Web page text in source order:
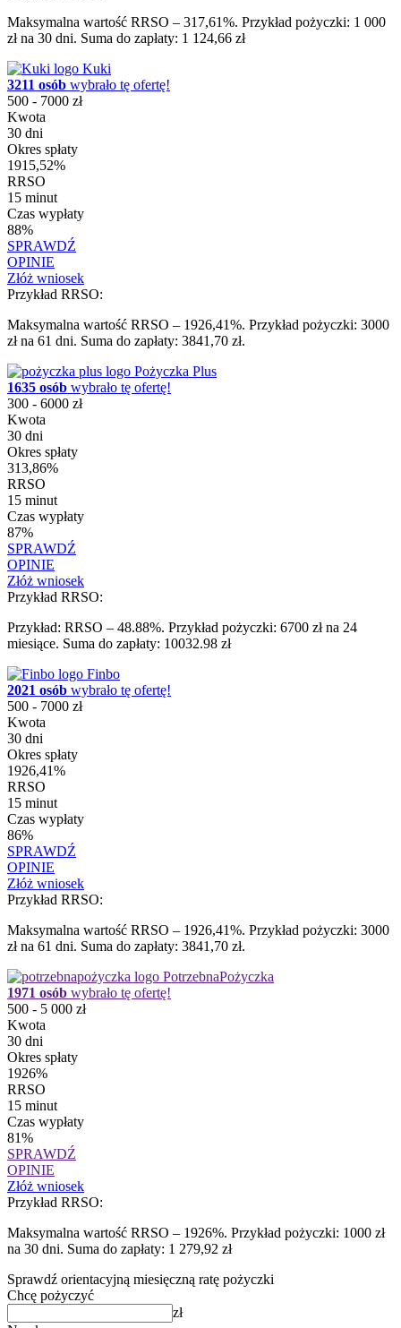
Maksymalna wartość RRSO – 317,61%. Przykład pożyczki: 1 000
zł na 30 dni. Suma do zapłaty: 1 124,66 zł
Kuki
3211 osób wybrało tę ofertę!
500 - 7000 zł
Kwota
30 dni
Okres spłaty
1915,52%
RRSO
15 minut
Czas wypłaty
88%
SPRAWDŹ
OPINIE
Złóż wniosek
Przykład RRSO:
Maksymalna wartość RRSO – 1926,41%. Przykład pożyczki: 3000
zł na 61 dni. Suma do zapłaty: 3841,70 zł.
Pożyczka Plus
1635 osób wybrało tę ofertę!
300 - 6000 zł
Kwota
30 dni
Okres spłaty
313,86%
RRSO
15 minut
Czas wypłaty
87%
SPRAWDŹ
OPINIE
Złóż wniosek
Przykład RRSO:
Przykład: RRSO – 48.88%. Przykład pożyczki: 6700 zł na 24
miesiące. Suma do zapłaty: 10032.98 zł
Finbo
2021 osób wybrało tę ofertę!
500 - 7000 zł
Kwota
30 dni
Okres spłaty
1926,41%
RRSO
15 minut
Czas wypłaty
86%
SPRAWDŹ
OPINIE
Złóż wniosek
Przykład RRSO:
Maksymalna wartość RRSO – 1926,41%. Przykład pożyczki: 3000
zł na 61 dni. Suma do zapłaty: 3841,70 zł.
PotrzebnaPożyczka
1971 osób wybrało tę ofertę!
500 - 5 000 zł
Kwota
30 dni
Okres spłaty
1926%
RRSO
15 minut
Czas wypłaty
81%
SPRAWDŹ
OPINIE
Złóż wniosek
Przykład RRSO:
Maksymalna wartość RRSO – 1926%. Przykład pożyczki: 1000 zł
na 30 dni. Suma do zapłaty: 1 279,92 zł
Sprawdź orientacyjną miesięczną ratę pożyczki
Chcę pożyczyć
zł